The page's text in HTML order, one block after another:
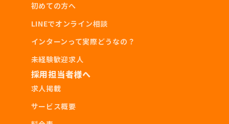
初めての方へ
LINEでオンライン相談
インターンって実際どうなの？
未経験歓迎求人
採用担当者様へ
求人掲載
サービス概要